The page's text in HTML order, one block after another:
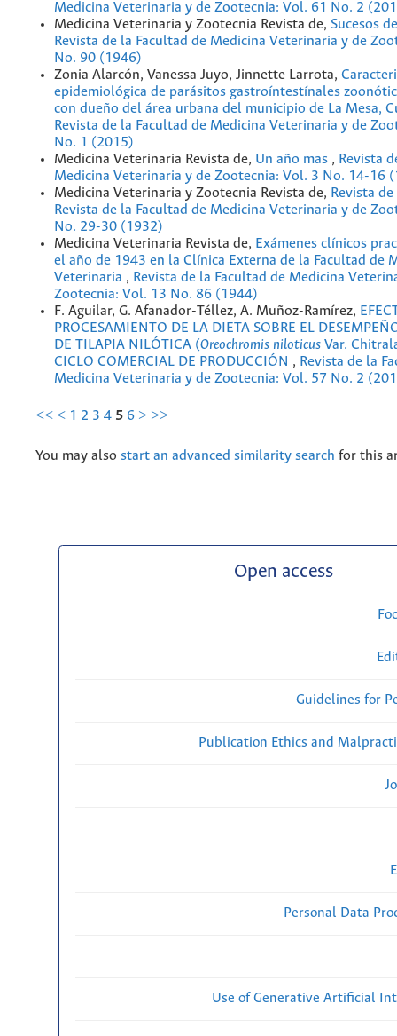
Medicina Veterinaria y de Zootecnia: Vol. 61 No. 2
Medicina Veterinaria y Zootecnia Revista de, Sucesos
Revista de la Facultad de Medicina Veterinaria y de
No. 90 (1946)
Zonia Alarcón, Vanessa Juyo, Jinnette Larrota,
epidemiológica de parásitos gastroíntestínales
con dueño del área urbana del municipio de La Mesa,
Revista de la Facultad de Medicina Veterinaria y de
No. 1 (2015)
Medicina Veterinaria Revista de, Un año mas , Revista
Medicina Veterinaria y de Zootecnia: Vol. 3 No. 14-16
Medicina Veterinaria y Zootecnia Revista de, Revista
Revista de la Facultad de Medicina Veterinaria y de
No. 29-30 (1932)
Medicina Veterinaria Revista de, Exámenes clínicos
el año de 1943 en la Clínica Externa de la Facultad de
Veterinaria , Revista de la Facultad de Medicina
Zootecnia: Vol. 13 No. 86 (1944)
F. Aguilar, G. Afanador-Téllez, A. Muñoz-Ramírez,
PROCESAMIENTO DE LA DIETA SOBRE EL
DE TILAPIA NILÓTICA (Oreochromis niloticus Var.
CICLO COMERCIAL DE PRODUCCIÓN , Revista de la
Medicina Veterinaria y de Zootecnia: Vol. 57 No. 2
<< < 1 2 3 4 5 6 > >>
You may also start an advanced similarity search for this
Open access
Guidelines for
Publication Ethics and
Personal Data
Use of Generative Artificial